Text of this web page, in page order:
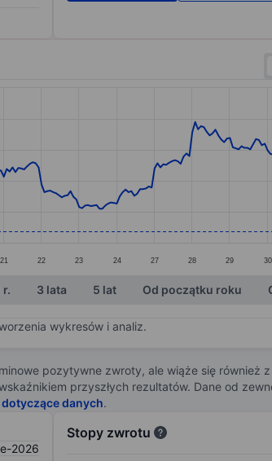
to 12.54.
21 22 23 24 27 28 29 30
r. 3 lata 5 lat Od początku roku
wykresów i analiz.
pozytywne zwroty, ale wiąże się również
przyszłych rezultatów. Dane od
danych.
2026
Stopy zwrotu